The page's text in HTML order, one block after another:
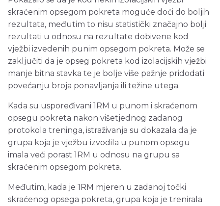
skraćenim opsegom pokreta moguće doći do boljih
rezultata, međutim to nisu statistički značajno bolji
rezultati u odnosu na rezultate dobivene kod
vježbi izvedenih punim opsegom pokreta. Može se
zaključiti da je opseg pokreta kod izolacijskih vježbi
manje bitna stavka te je bolje više pažnje pridodati
povećanju broja ponavljanja ili težine utega.
Kada su uspoređivani 1RM u punom i skraćenom
opsegu pokreta nakon višetjednog zadanog
protokola treninga, istraživanja su dokazala da je
grupa koja je vježbu izvodila u punom opsegu
imala veći porast 1RM u odnosu na grupu sa
skraćenim opsegom pokreta.
Međutim, kada je 1RM mjeren u zadanoj točki
skraćenog opsega pokreta, grupa koja je trenirala